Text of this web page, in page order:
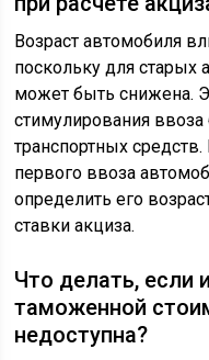
Возраст автомобиля
поскольку для старых
может быть снижена.
стимулирования
транспортных
первого ввоза
определить его
ставки акциза.
Что делать, если
таможенной
недоступна?